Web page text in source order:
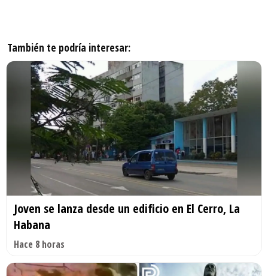
También te podría interesar:
Joven se lanza desde un edificio en El Cerro, La
Habana
Hace 8 horas